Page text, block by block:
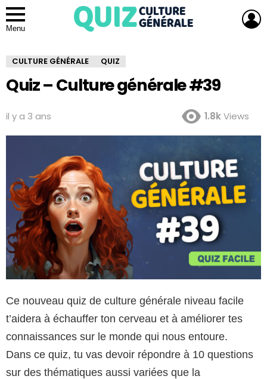
Menu
CULTURE GÉNÉRALE QUIZ
Quiz – Culture générale #39
il y a 3 ans 1.8kViews
Ce nouveau quiz de culture générale niveau facile
t’aidera à échauffer ton cerveau et à améliorer tes
connaissances sur le monde qui nous entoure.
Dans ce quiz, tu vas devoir répondre à 10 questions
sur des thématiques aussi variées que la